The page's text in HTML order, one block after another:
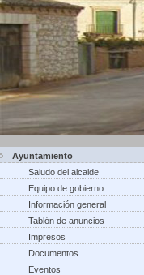
Ayuntamiento
Saludo del alcalde
Equipo de gobierno
Información general
Tablón de anuncios
Impresos
Documentos
Eventos